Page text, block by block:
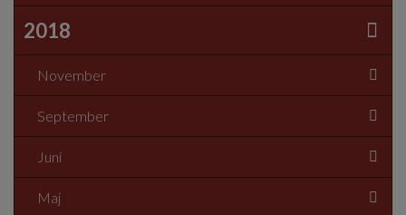
2018
November
September
Juni
Maj